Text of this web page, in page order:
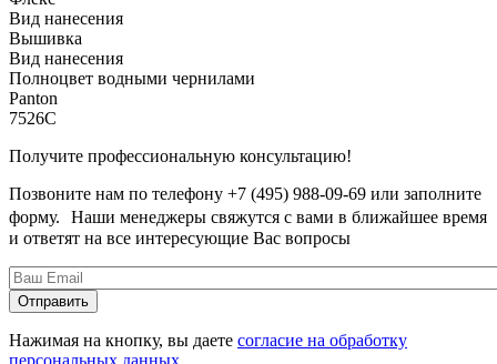
Вид нанесения
Вышивка
Вид нанесения
Полноцвет водными чернилами
Panton
7526C
Получите профессиональную консультацию!
Позвоните нам по телефону +7 (495) 988-09-69 или заполните
форму. Наши менеджеры свяжутся с вами в ближайшее время
и ответят на все интересующие Вас вопросы
Нажимая на кнопку, вы даете согласие на обработку